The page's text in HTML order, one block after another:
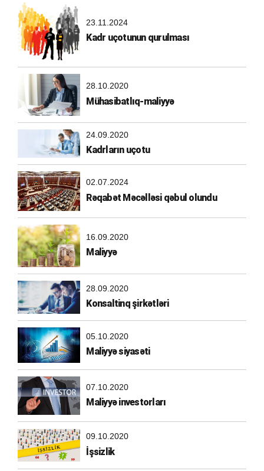
23.11.2024
Kadr uçotunun qurulması
28.10.2020
Mühasibatlıq-maliyyə
24.09.2020
Kadrların uçotu
02.07.2024
Rəqabət Məcəlləsi qəbul olundu
16.09.2020
Maliyyə
28.09.2020
Konsaltinq şirkətləri
05.10.2020
Maliyyə siyasəti
07.10.2020
Maliyyə investorları
09.10.2020
İşsizlik